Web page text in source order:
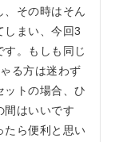
、その時はそん
しまい、今回3
す。もしも同じ
る方は迷わず
ットの場合、ひ
間はいいです
たら便利と思い